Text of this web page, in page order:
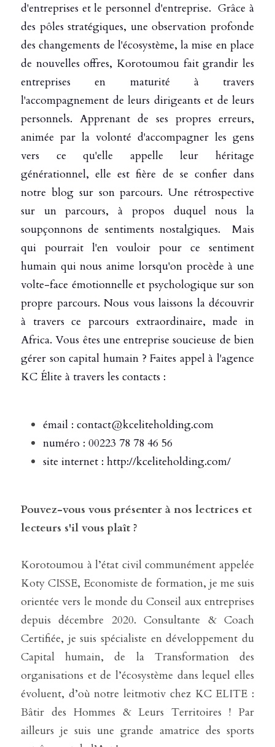
d'entreprises et le personnel d'entreprise.  Grâce à
des pôles stratégiques, une observation profonde
des changements de l'écosystème, la mise en place
de nouvelles offres, Korotoumou fait grandir les
entreprises en maturité à travers
l'accompagnement de leurs dirigeants et de leurs
personnels. Apprenant de ses propres erreurs,
animée par la volonté d'accompagner les gens
vers ce qu'elle appelle leur héritage
générationnel, elle est fière de se confier dans
notre blog sur son parcours. Une rétrospective
sur un parcours, à propos duquel nous la
soupçonnons de sentiments nostalgiques.  Mais
qui pourrait l'en vouloir pour ce sentiment
humain qui nous anime lorsqu'on procède à une
volte-face émotionnelle et psychologique sur son
propre parcours. Nous vous laissons la découvrir
à travers ce parcours extraordinaire, made in
Africa. Vous êtes une entreprise soucieuse de bien
gérer son capital humain ? Faites appel à l'agence
KC Élite à travers les contacts :
émail : contact@kceliteholding.com
numéro : 00223 78 78 46 56
site internet : http://kceliteholding.com/
Pouvez-vous vous présenter à nos lectrices et
lecteurs s'il vous plaît ?
Korotoumou à l’état civil communément appelée
Koty CISSE, Economiste de formation, je me suis
orientée vers le monde du Conseil aux entreprises
depuis décembre 2020. Consultante & Coach
Certifiée, je suis spécialiste en développement du
Capital humain, de la Transformation des
organisations et de l’écosystème dans lequel elles
évoluent, d’où notre leitmotiv chez KC ELITE :
Bâtir des Hommes & Leurs Territoires ! Par
ailleurs je suis une grande amatrice des sports